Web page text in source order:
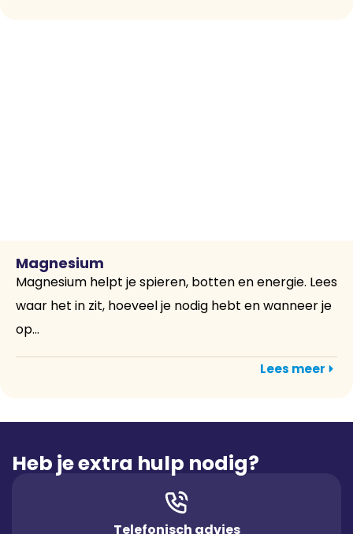
Magnesium
Magnesium helpt je spieren, botten en energie. Lees
waar het in zit, hoeveel je nodig hebt en wanneer je
op...
Lees meer
Heb je extra hulp nodig?
Telefonisch advies